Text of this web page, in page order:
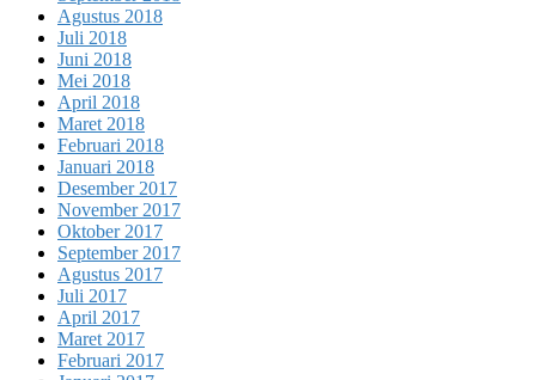
Agustus 2018
Juli 2018
Juni 2018
Mei 2018
April 2018
Maret 2018
Februari 2018
Januari 2018
Desember 2017
November 2017
Oktober 2017
September 2017
Agustus 2017
Juli 2017
April 2017
Maret 2017
Februari 2017